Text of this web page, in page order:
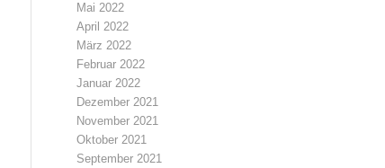
Mai 2022
April 2022
März 2022
Februar 2022
Januar 2022
Dezember 2021
November 2021
Oktober 2021
September 2021